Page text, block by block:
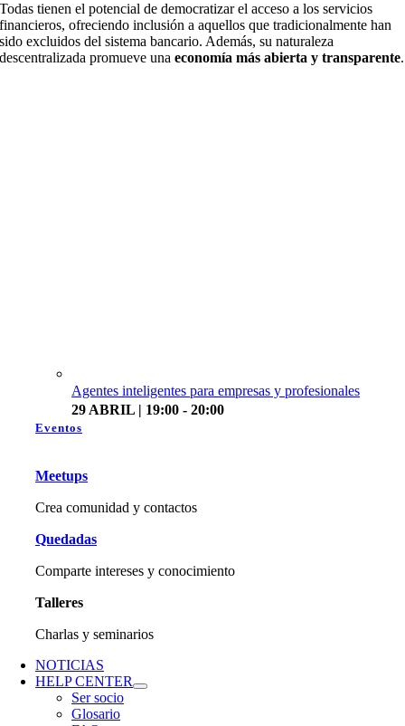
Agentes inteligentes para empresas y profesionales
29 ABRIL | 19:00 - 20:00
Eventos
Meetups
Crea comunidad y contactos
Quedadas
Comparte intereses y conocimiento
Talleres
Charlas y seminarios
NOTICIAS
HELP CENTER
Ser socio
Glosario
Todas tienen el potencial de democratizar el acceso a los servicios
financieros, ofreciendo inclusión a aquellos que tradicionalmente han
sido excluidos del sistema bancario. Además, su naturaleza
descentralizada promueve unaeconomía más abierta y transparente.